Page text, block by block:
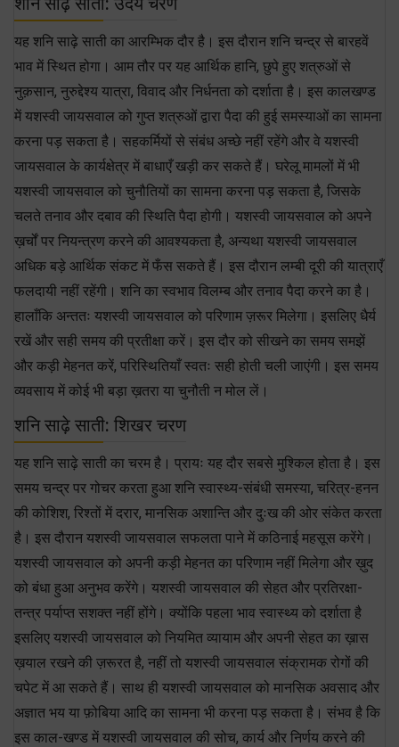
यह शनि साढ़े साती का आरम्भिक दौर है। इस दौरान शनि चन्द्र से बारहवें
भाव में स्थित होगा। आम तौर पर यह आर्थिक हानि, छुपे हुए शत्रुओं से
नुक़सान, नुरुद्देश्य यात्रा, विवाद और निर्धनता को दर्शाता है। इस कालखण्ड
में यशस्वी जायसवाल को गुप्त शत्रुओं द्वारा पैदा की हुई समस्याओं का सामना
करना पड़ सकता है। सहकर्मियों से संबंध अच्छे नहीं रहेंगे और वे यशस्वी
जायसवाल के कार्यक्षेत्र में बाधाएँ खड़ी कर सकते हैं। घरेलू मामलों में भी
यशस्वी जायसवाल को चुनौतियों का सामना करना पड़ सकता है, जिसके
चलते तनाव और दबाव की स्थिति पैदा होगी। यशस्वी जायसवाल को अपने
ख़र्चों पर नियन्त्रण करने की आवश्यकता है, अन्यथा यशस्वी जायसवाल
अधिक बड़े आर्थिक संकट में फँस सकते हैं। इस दौरान लम्बी दूरी की यात्राएँ
फलदायी नहीं रहेंगी। शनि का स्वभाव विलम्ब और तनाव पैदा करने का है।
हालाँकि अन्ततः यशस्वी जायसवाल को परिणाम ज़रूर मिलेगा। इसलिए धैर्य
रखें और सही समय की प्रतीक्षा करें। इस दौर को सीखने का समय समझें
और कड़ी मेहनत करें, परिस्थितियाँ स्वतः सही होती चली जाएंगी। इस समय
व्यवसाय में कोई भी बड़ा ख़तरा या चुनौती न मोल लें।
शनि साढ़े साती: शिखर चरण
यह शनि साढ़े साती का चरम है। प्रायः यह दौर सबसे मुश्किल होता है। इस
समय चन्द्र पर गोचर करता हुआ शनि स्वास्थ्य-संबंधी समस्या, चरित्र-हनन
की कोशिश, रिश्तों में दरार, मानसिक अशान्ति और दुःख की ओर संकेत करता
है। इस दौरान यशस्वी जायसवाल सफलता पाने में कठिनाई महसूस करेंगे।
यशस्वी जायसवाल को अपनी कड़ी मेहनत का परिणाम नहीं मिलेगा और ख़ुद
को बंधा हुआ अनुभव करेंगे। यशस्वी जायसवाल की सेहत और प्रतिरक्षा-
तन्त्र पर्याप्त सशक्त नहीं होंगे। क्योंकि पहला भाव स्वास्थ्य को दर्शाता है
इसलिए यशस्वी जायसवाल को नियमित व्यायाम और अपनी सेहत का ख़ास
ख़याल रखने की ज़रूरत है, नहीं तो यशस्वी जायसवाल संक्रामक रोगों की
चपेट में आ सकते हैं। साथ ही यशस्वी जायसवाल को मानसिक अवसाद और
अज्ञात भय या फ़ोबिया आदि का सामना भी करना पड़ सकता है। संभव है कि
इस काल-खण्ड में यशस्वी जायसवाल की सोच, कार्य और निर्णय करने की